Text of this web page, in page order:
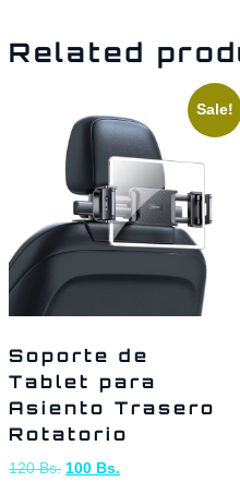
Related
Sale!
Soporte de
Tablet para
Asiento Trasero
Rotatorio
120Bs. 100 Bs.